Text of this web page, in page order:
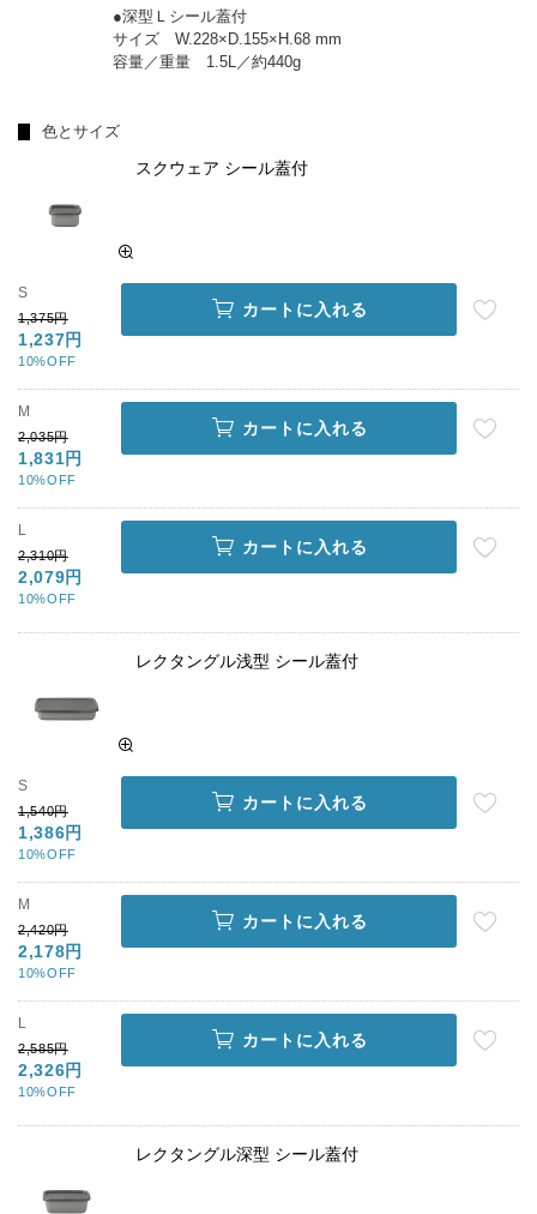
●深型Ｌシール蓋付
サイズ W.228×D.155×H.68 mm
容量／重量 1.5L／約440g
色とサイズ
スクウェア シール蓋付
S
1,375円
1,237円
10%OFF
カートに入れる
M
2,035円
1,831円
10%OFF
カートに入れる
L
2,310円
2,079円
10%OFF
カートに入れる
レクタングル浅型 シール蓋付
S
1,540円
1,386円
10%OFF
カートに入れる
M
2,420円
2,178円
10%OFF
カートに入れる
L
2,585円
2,326円
10%OFF
カートに入れる
レクタングル深型 シール蓋付